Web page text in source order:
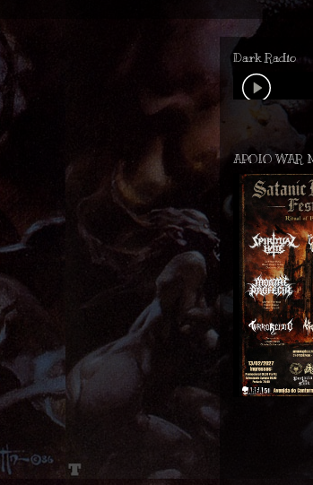
Dark Radio
APOIO WAR